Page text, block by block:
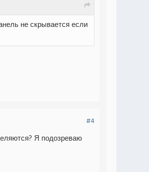
не скрывается если
#4
Я подозреваю